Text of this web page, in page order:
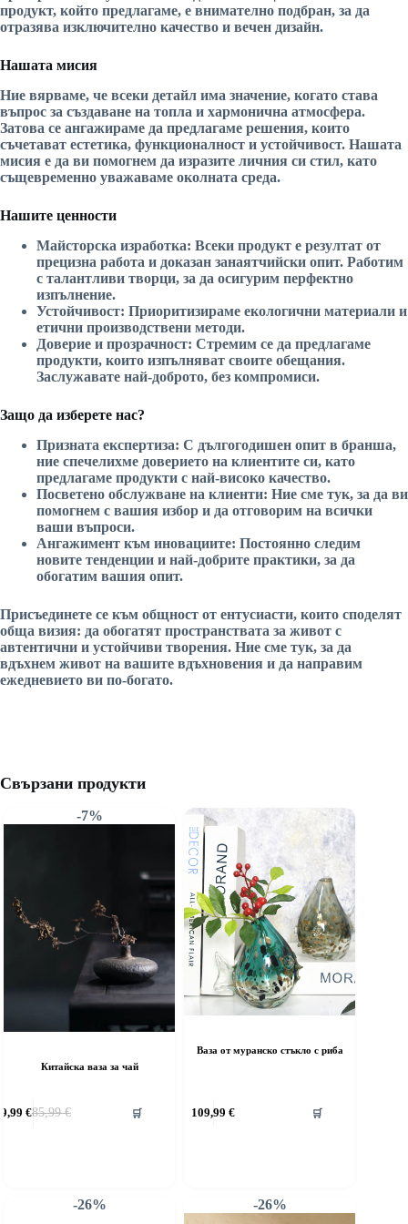
продукт, който предлагаме, е внимателно подбран, за да
отразява изключително качество и вечен дизайн.
Нашата мисия
Ние вярваме, че всеки детайл има значение, когато става
въпрос за създаване на топла и хармонична атмосфера.
Затова се ангажираме да предлагаме решения, които
съчетават естетика, функционалност и устойчивост. Нашата
мисия е да ви помогнем да изразите личния си стил, като
същевременно уважаваме околната среда.
Нашите ценности
Майсторска изработка: Всеки продукт е резултат от
прецизна работа и доказан занаятчийски опит. Работим
с талантливи творци, за да осигурим перфектно
изпълнение.
Устойчивост: Приоритизираме екологични материали и
етични производствени методи.
Доверие и прозрачност: Стремим се да предлагаме
продукти, които изпълняват своите обещания.
Заслужавате най-доброто, без компромиси.
Защо да изберете нас?
Призната експертиза: С дългогодишен опит в бранша,
ние спечелихме доверието на клиентите си, като
предлагаме продукти с най-високо качество.
Посветено обслужване на клиенти: Ние сме тук, за да ви
помогнем с вашия избор и да отговорим на всички
ваши въпроси.
Ангажимент към иновациите: Постоянно следим
новите тенденции и най-добрите практики, за да
обогатим вашия опит.
Присъединете се към общност от ентусиасти, които споделят
обща визия: да обогатят пространствата за живот с
автентични и устойчиви творения. Ние сме тук, за да
вдъхнем живот на вашите вдъхновения и да направим
ежедневието ви по-богато.
Свързани продукти
-7%
Китайска ваза за чай
85,99€
Original
€Текущата
🛒
Ваза от муранско стъкло с риба
109,99€ 🛒
-26% -26%